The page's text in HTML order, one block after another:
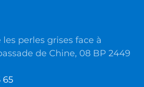
perles grises face à
de Chine, 08 BP 2449
65